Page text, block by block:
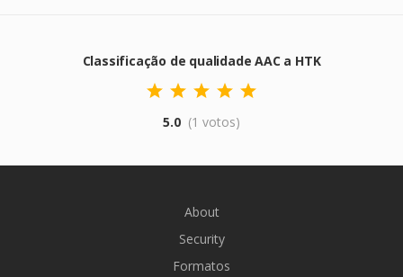
Classificação de qualidade AAC a HTK
5.0 (1 votos)
About
Security
Formatos